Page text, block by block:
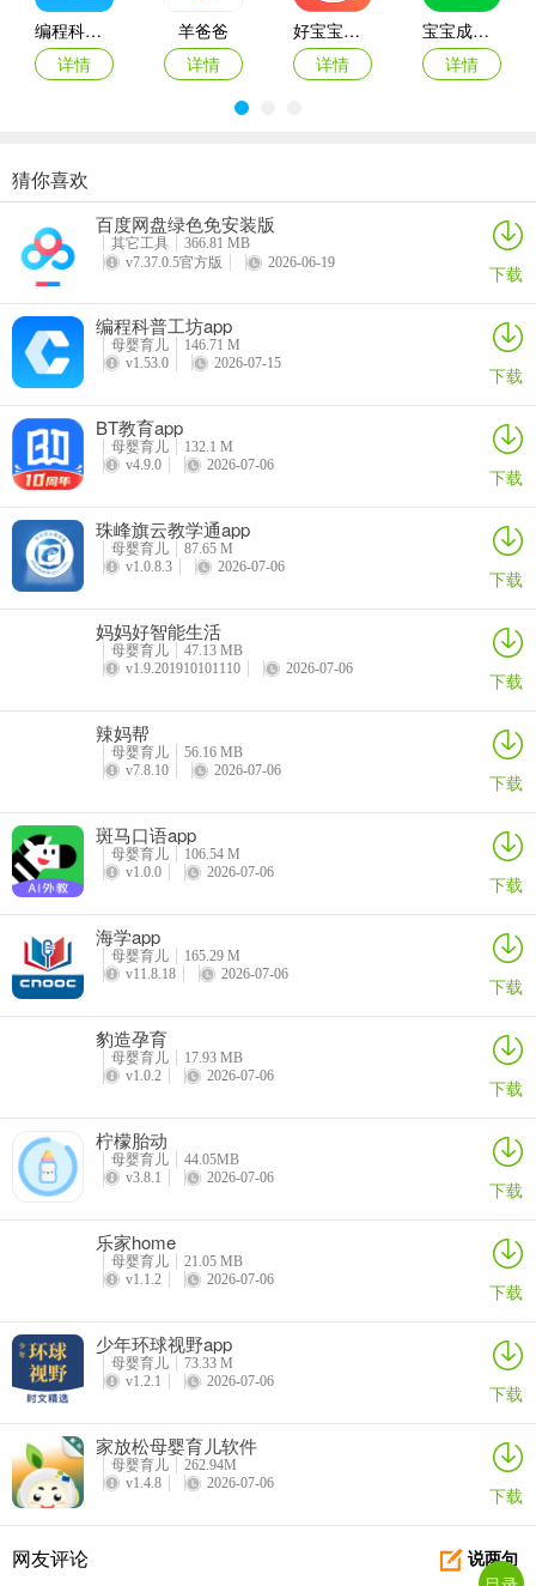
编程科普工坊app
详情
羊爸爸
详情
好宝宝辅食
详情
宝宝成长记手机版
详情
憨妈妈
详情
BT教育app
详情
小鹦看看app
核桃软硬件编程app
猜你喜欢
百度网盘绿色免安装版
其它工具
366.81 MB
v7.37.0.5官方版
2026-06-19 下载
编程科普工坊app
母婴育儿
146.71 M
v1.53.0
2026-07-15 下载
BT教育app
母婴育儿
132.1 M
v4.9.0
2026-07-06 下载
珠峰旗云教学通app
母婴育儿
87.65 M
v1.0.8.3
2026-07-06 下载
妈妈好智能生活
母婴育儿
47.13 MB
v1.9.201910101110
2026-07-06 下载
辣妈帮
母婴育儿
56.16 MB
v7.8.10
2026-07-06 下载
斑马口语app
母婴育儿
106.54 M
v1.0.0
2026-07-06 下载
海学app
母婴育儿
165.29 M
v11.8.18
2026-07-06 下载
豹造孕育
母婴育儿
17.93 MB
v1.0.2
2026-07-06 下载
柠檬胎动
母婴育儿
44.05MB
v3.8.1
2026-07-06 下载
乐家home
母婴育儿
21.05 MB
v1.1.2
2026-07-06 下载
少年环球视野app
母婴育儿
73.33 M
v1.2.1
2026-07-06 下载
家放松母婴育儿软件
母婴育儿
262.94M
v1.4.8
2026-07-06 下载
说两句
网友评论